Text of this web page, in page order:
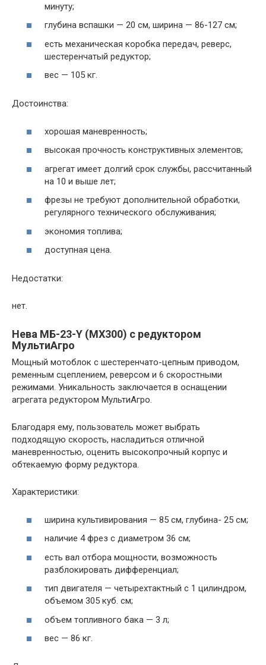
минуту;
глубина вспашки — 20 см, ширина — 86-127 см;
есть механическая коробка передач, реверс,
шестеренчатый редуктор;
вес — 105 кг.
Достоинства:
хорошая маневренность;
высокая прочность конструктивных элементов;
агрегат имеет долгий срок службы, рассчитанный
на 10 и выше лет;
фрезы не требуют дополнительной обработки,
регулярного технического обслуживания;
экономия топлива;
доступная цена.
Недостатки:
нет.
Нева МБ-23-Y (MX300) с редуктором
МультиАгро
Мощный мотоблок с шестеренчато-цепным приводом,
ременным сцеплением, реверсом и 6 скоростными
режимами. Уникальность заключается в оснащении
агрегата редуктором МультиАгро.
Благодаря ему, пользователь может выбрать
подходящую скорость, насладиться отличной
маневренностью, оценить высокопрочный корпус и
обтекаемую форму редуктора.
Характеристики:
ширина культивирования — 85 см, глубина- 25 см;
наличие 4 фрез с диаметром 36 см;
есть вал отбора мощности, возможность
разблокировать дифференциал;
тип двигателя — четырехтактный с 1 цилиндром,
объемом 305 куб. см;
объем топливного бака — 3 л;
вес — 86 кг.